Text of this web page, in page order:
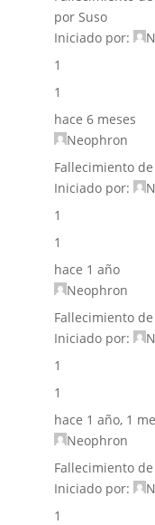
por Suso
Iniciado por:
1
1
hace 6 meses
Neophron
Fallecimiento
Iniciado por:
1
1
hace 1 año
Neophron
Fallecimiento
Iniciado por:
1
1
hace 1 año, 1
Neophron
Fallecimiento
Iniciado por:
1